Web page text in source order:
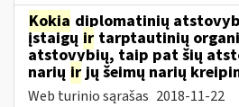
Kokia diplomatinių
įstaigų ir tarptautinių
atstovybių, taip pat šių
narių irjų šeimų narių
Web turinio sąrašas 2018-11-22